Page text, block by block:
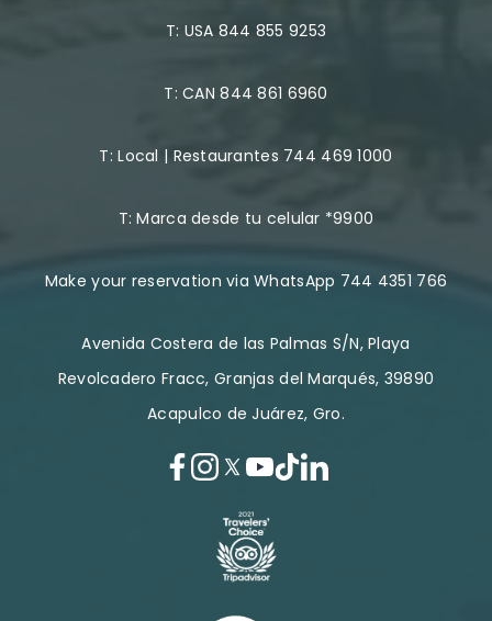
T: USA 844 855 9253
T:CAN 844 861 6960
T:Local | Restaurantes 744 469 1000
T:Marca desde tu celular *9900
Make your reservation via WhatsApp 744 4351 766
Avenida Costera de las Palmas S/N, Playa
Revolcadero Fracc, Granjas del Marqués, 39890
Acapulco de Juárez, Gro.